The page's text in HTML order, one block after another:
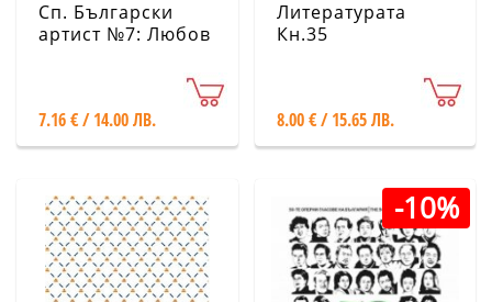
Сп. Български
артист №7: Любов
7.16 € / 14.00 ЛВ.
Литературата
Кн.35
8.00 € / 15.65 ЛВ.
-10%